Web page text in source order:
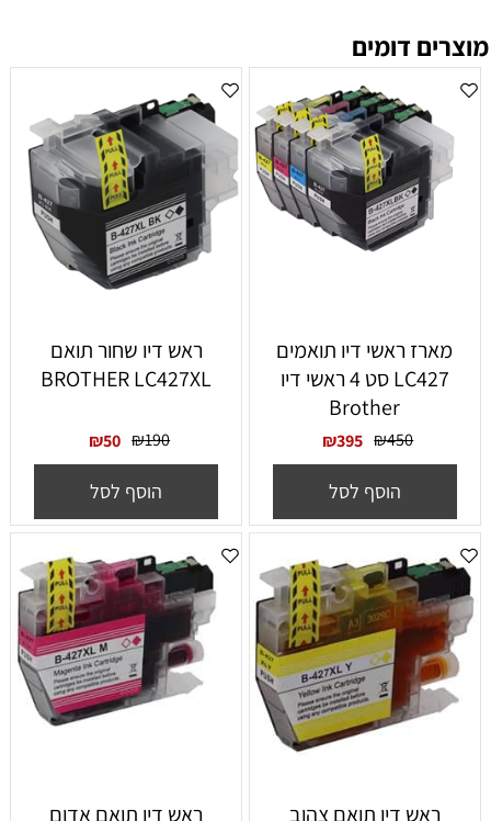
מוצרים דומים
‏מארז ראשי דיו תואמים
LC427 סט 4 ראשי דיו
Brother
₪450
₪395
הוסף לסל
ראש דיו שחור תואם
BROTHER LC427XL
₪190
₪50
הוסף לסל
ראש דיו תואם צהוב ראש דיו תואם אדום